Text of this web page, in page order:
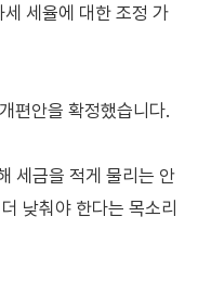
세율에 대한 조정 가
편안을 확정했습니다.
세금을 적게 물리는 안
낮춰야 한다는 목소리